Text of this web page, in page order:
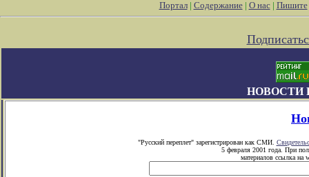
Портал| Содержание| О нас| Пишите
НОВОСТИ
"Русский переплет" зарегистрирован как СМИ.
5 февраля 2001 года. При
материалов ссылка на